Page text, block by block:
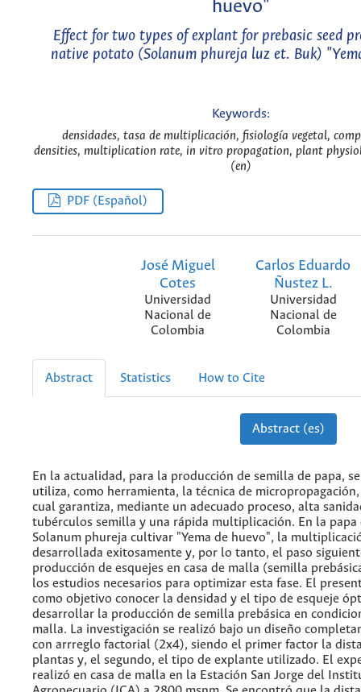
huevo"
Effect for two types of explant for prebasic seed
native potato (Solanum phureja luz et. Buk)
Keywords:
densidades, tasa de multiplicación, fisiología vegetal,
densities, multiplication rate, in vitro propagation, plant
(en)
PDF (Español)
José Miguel
Cotes
Universidad
Nacional de
Colombia
Carlos Eduardo
Ñustez L.
Universidad
Nacional de
Colombia
Abstract Statistics How to Cite
Abstract (es)
En la actualidad, para la producción de semilla de papa, se
utiliza, como herramienta, la técnica de
cual garantiza, mediante un adecuado proceso, alta
tubérculos semilla y una rápida multiplicación. En la
Solanum phureja cultivar "Yema de huevo", la
desarrollada exitosamente y, por lo tanto, el paso
producción de esquejes en casa de malla (semilla
los estudios necesarios para optimizar esta fase. El
como objetivo conocer la densidad y el tipo de esqueje
desarrollar la producción de semilla prebásica en
malla. La investigación se realizó bajo un diseño
con arrreglo factorial (2x4), siendo el primer factor la
plantas y, el segundo, el tipo de explante utilizado. El
realizó en casa de malla en la Estación San Jorge del